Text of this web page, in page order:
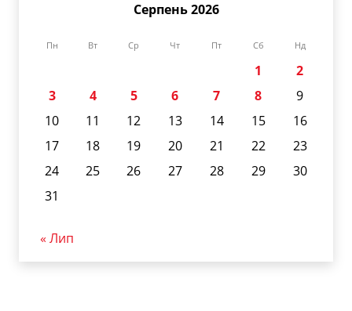
Серпень 2026
Пн Вт Ср Чт Пт Сб Нд
1
2
3
4 5 6 7 8
9
10
11 12 13 14 15
16
17
18 19 20 21 22
23
24
25 26 27 28 29
30
31
« Лип